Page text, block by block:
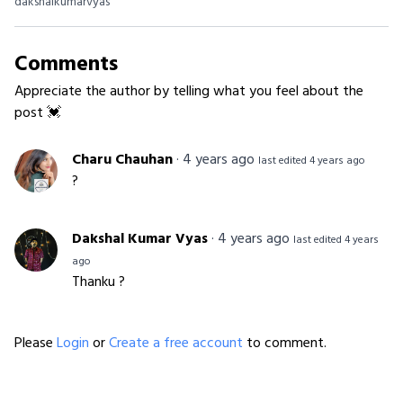
Comments
Appreciate the author by telling what you feel about the
post 💓
Charu Chauhan· 4 years ago last edited 4 years ago
?
Dakshal Kumar Vyas· 4 years ago last edited 4 years
ago
Thanku ?
PleaseLoginorCreate a free account to comment.